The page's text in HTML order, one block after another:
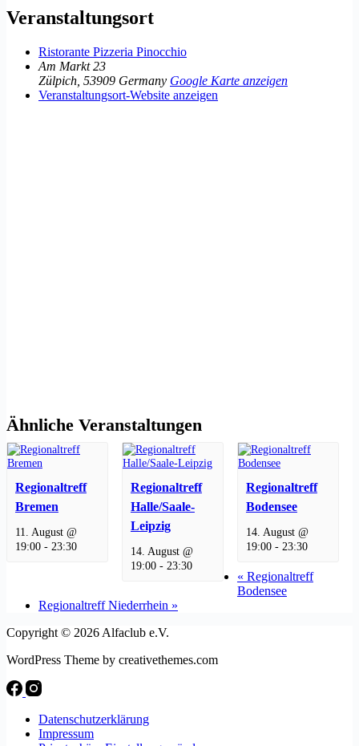
Veranstaltungsort
Ristorante Pizzeria Pinocchio
Am Markt 23
Zülpich 53909 Germany Google Karte anzeigen
Veranstaltungsort-Website anzeigen
Ähnliche Veranstaltungen
Regionaltreff
Bremen
11. August @
19:00- 23:30
Regionaltreff
Halle/Saale-
Leipzig
14. August @
19:00- 23:30
Regionaltreff
Bodensee
14. August @
19:00- 23:30
« Regionaltreff
Bodensee
Regionaltreff Niederrhein »
Copyright © 2026 Alfaclub e.V.
WordPress Theme by creativethemes.com
Datenschutzerklärung
Impressum